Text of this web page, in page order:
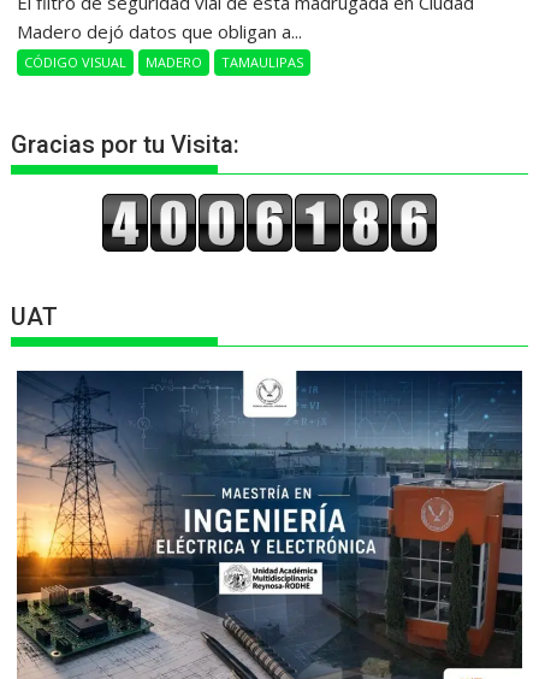
Madero dejó datos que obligan a...
CÓDIGO VISUAL MADERO TAMAULIPAS
Gracias por tu Visita:
UAT